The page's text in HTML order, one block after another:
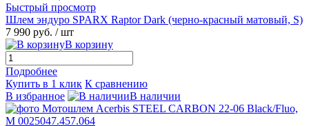
Быстрый просмотр
Шлем эндуро SPARX Raptor Dark (черно-красный матовый, S)
7 990 руб. / шт
В корзину
Подробнее
Купить в 1 клик К сравнению
В избранное
В наличии